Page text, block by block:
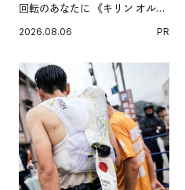
回転のあなたに 《キリン オルニ
2026.08.06 PR